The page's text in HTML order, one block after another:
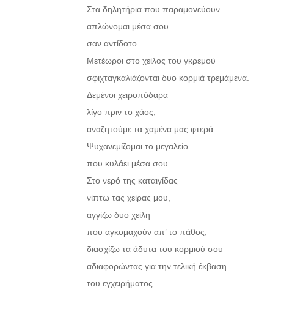
Στα δηλητήρια που παραμονεύουν
απλώνομαι μέσα σου
σαν αντίδοτο.
Μετέωροι στο χείλος του γκρεμού
σφιχταγκαλιάζονται δυο κορμιά τρεμάμενα.
Δεμένοι χειροπόδαρα
λίγο πριν το χάος,
αναζητούμε τα χαμένα μας φτερά.
Ψυχανεμίζομαι το μεγαλείο
που κυλάει μέσα σου.
Στο νερό της καταιγίδας
νίπτω τας χείρας μου,
αγγίζω δυο χείλη
που αγκομαχούν απ’ το πάθος,
διασχίζω τα άδυτα του κορμιού σου
αδιαφορώντας για την τελική έκβαση
του εγχειρήματος.